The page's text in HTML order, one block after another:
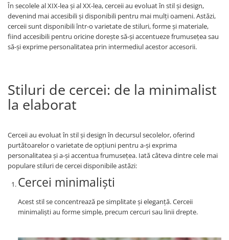
În secolele al XIX-lea și al XX-lea, cerceii au evoluat în stil și design,
devenind mai accesibili și disponibili pentru mai mulți oameni. Astăzi,
cerceii sunt disponibili într-o varietate de stiluri, forme și materiale,
fiind accesibili pentru oricine dorește să-și accentueze frumusețea sau
să-și exprime personalitatea prin intermediul acestor accesorii.
Stiluri de cercei: de la minimalist
la elaborat
Cerceii au evoluat în stil și design în decursul secolelor, oferind
purtătoarelor o varietate de opțiuni pentru a-și exprima
personalitatea și a-și accentua frumusețea. Iată câteva dintre cele mai
populare stiluri de cercei disponibile astăzi:
Cercei minimaliști
Acest stil se concentrează pe simplitate și eleganță. Cerceii
minimaliști au forme simple, precum cercuri sau linii drepte.